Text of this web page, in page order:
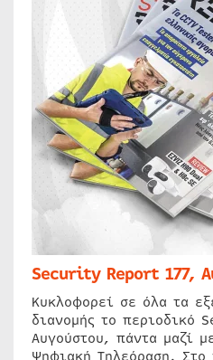
Security Report 177,
Κυκλοφορεί σε όλα τα
διανομής το περιοδικό
Αυγούστου, πάντα μαζί